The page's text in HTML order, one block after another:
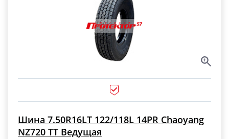
Шина 7.50R16LT 122/118L 14PR Chaoyang
NZ720 TT Ведущая